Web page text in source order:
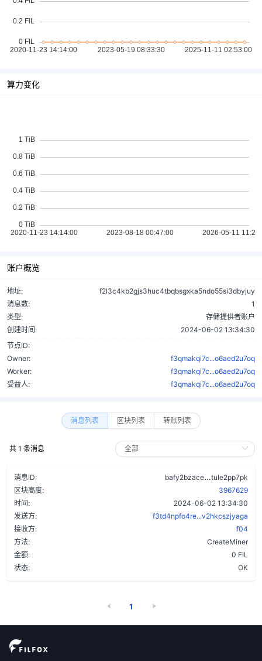
算力变化
账户概览
地址:
f2l3c4kb2gjs3huc4tbqbsgxka5ndo55si3dbyjuy
消息数:
1
类型:
存储提供者账户
创建时间:
2024-06-02 13:34:30
节点ID:
Owner:
f3qmakqi7c...o6aed2u7oq
Worker:
f3qmakqi7c...o6aed2u7oq
受益人:
f3qmakqi7c...o6aed2u7oq
消息列表 区块列表 转账列表
共 1 条消息
消息ID: bafy2bzace
tule2pp7pk
区块高度:
3967629
时间:
2024-06-02 13:34:30
发送方:
f3td4npfo4re...v2hkcszjyaga
接收方:
f04
方法:
CreateMiner
金额:
0 FIL
状态:
OK
1